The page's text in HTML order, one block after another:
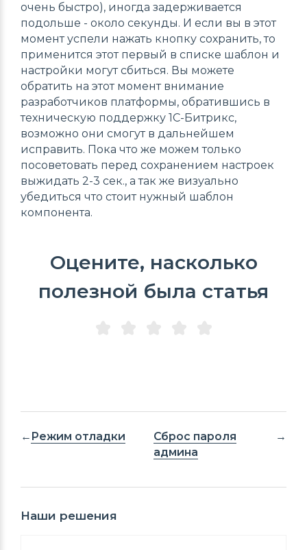
очень быстро), иногда задерживается
подольше - около секунды. И если вы в этот
момент успели нажать кнопку сохранить, то
применится этот первый в списке шаблон и
настройки могут сбиться. Вы можете
обратить на этот момент внимание
разработчиков платформы, обратившись в
техническую поддержку 1С-Битрикс,
возможно они смогут в дальнейшем
исправить. Пока что же можем только
посоветовать перед сохранением настроек
выжидать 2-3 сек., а так же визуально
убедиться что стоит нужный шаблон
компонента.
Оцените, насколько
полезной была статья
Режим отладки
Сброс пароля
админа
Наши решения